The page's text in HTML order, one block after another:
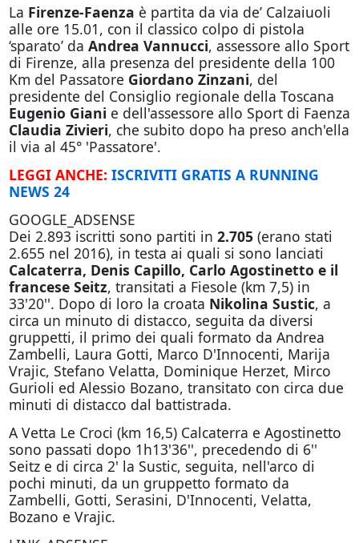
La Firenze-Faenza è partita da via de’ Calzaiuoli
alle ore 15.01, con il classico colpo di pistola
‘sparato’ da Andrea Vannucci, assessore allo Sport
di Firenze, alla presenza del presidente della 100
Km del Passatore Giordano Zinzani, del
presidente del Consiglio regionale della Toscana
Eugenio Giani e dell'assessore allo Sport di Faenza
Claudia Zivieri, che subito dopo ha preso anch'ella
il via al 45° 'Passatore'.
LEGGI ANCHE: ISCRIVITI GRATIS A RUNNING
NEWS 24
GOOGLE_ADSENSE
Dei 2.893 iscritti sono partiti in 2.705(erano stati
2.655 nel 2016), in testa ai quali si sono lanciati
Calcaterra, Denis Capillo, Carlo Agostinetto e il
francese Seitz, transitati a Fiesole (km 7,5) in
33'20''. Dopo di loro la croata Nikolina Sustic, a
circa un minuto di distacco, seguita da diversi
gruppetti, il primo dei quali formato da Andrea
Zambelli, Laura Gotti, Marco D'Innocenti, Marija
Vrajic, Stefano Velatta, Dominique Herzet, Mirco
Gurioli ed Alessio Bozano, transitato con circa due
minuti di distacco dal battistrada.
A Vetta Le Croci (km 16,5) Calcaterra e Agostinetto
sono passati dopo 1h13'36'', precedendo di 6''
Seitz e di circa 2' la Sustic, seguita, nell'arco di
pochi minuti, da un gruppetto formato da
Zambelli, Gotti, Serasini, D'Innocenti, Velatta,
Bozano e Vrajic.